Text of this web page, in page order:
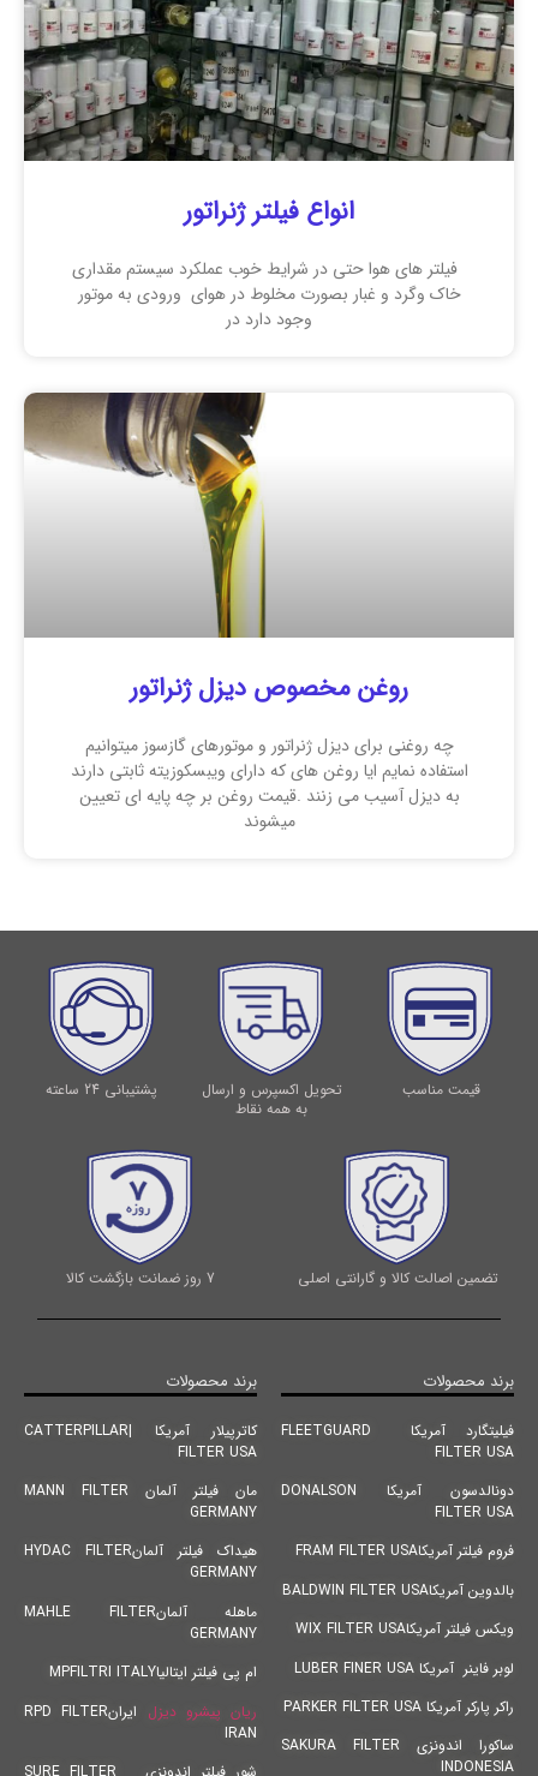
انواع فیلتر ژنراتور
فیلتر های هوا حتی در شرایط خوب عملکرد سیستم مقداری
خاک وگرد و غبار بصورت مخلوط در هوای ورودی به موتور
وجود دارد در
روغن مخصوص دیزل ژنراتور
چه روغنی برای دیزل ژنراتور و موتورهای گازسوز میتوانیم
استفاده نمایم ایا روغن های که دارای ویبسکوزیته ثابتی دارند
به دیزل آسیب می زنند .قیمت روغن بر چه پایه ای تعیین
میشوند
قیمت مناسب
تحویل اکسپرس و ارسال
به همه نقاط
پشتیبانی 24 ساعته
تضمین اصالت کالا و گارانتی اصلی 7 روز ضمانت بازگشت کالا
برند محصولات
فیلیتگارد آمریکا FLEETGUARD
FILTER USA
دونالدسون آمریکا DONALSON
FILTER USA
فروم فیلتر آمریکاFRAM FILTER USA
بالدوین آمریکاBALDWIN FILTER USA
ویکس فیلتر آمریکاWIX FILTER USA
لوبر فاینر آمریکا LUBER FINER USA
راکر پارکر آمریکا PARKER FILTER USA
ساکورا اندونزی SAKURA FILTER
INDONESIA
برند محصولات
کاترپیلار آمریکا |CATTERPILLAR
FILTER USA
مان فیلتر آلمان MANN FILTER
GERMANY
هیداک فیلتر آلمانHYDAC FILTER
GERMANY
ماهله آلمانMAHLE FILTER
GERMANY
ام پی فیلتر ایتالیاMPFILTRI ITALY
ریان پیشرو دیزل
ایرانRPD FILTER
IRAN